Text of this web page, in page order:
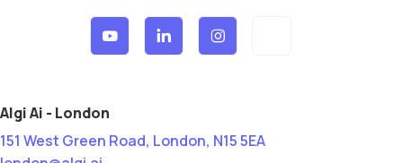
Algi Ai - London
151 West Green Road, London, N15 5EA